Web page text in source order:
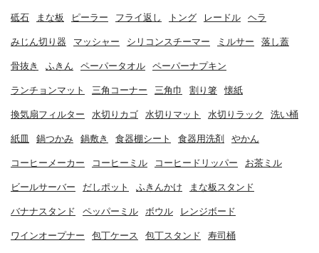
砥石 まな板 ピーラー フライ返し トング レードル ヘラ
みじん切り器 マッシャー シリコンスチーマー ミルサー 落し蓋
骨抜き ふきん ペーパータオル ペーパーナプキン
ランチョンマット 三角コーナー 三角巾 割り箸 懐紙
換気扇フィルター 水切りカゴ 水切りマット 水切りラック 洗い桶
紙皿 鍋つかみ 鍋敷き 食器棚シート 食器用洗剤 やかん
コーヒーメーカー コーヒーミル コーヒードリッパー お茶ミル
ビールサーバー だしポット ふきんかけ まな板スタンド
バナナスタンド ペッパーミル ボウル レンジボード
ワインオープナー 包丁ケース 包丁スタンド 寿司桶